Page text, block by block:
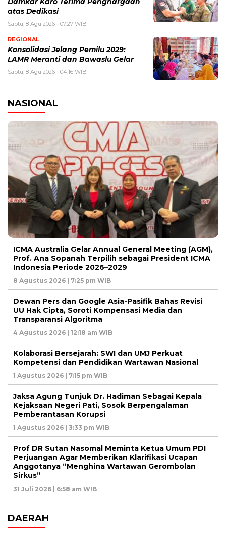
atas Dedikasi
Sabtu, 8 Agu 2026 - 07:27 WIB
REGIONAL
Konsolidasi Jelang Pemilu 2029:
LAMR Meranti dan Bawaslu Gelar
Sabtu, 8 Agu 2026 - 04:16 WIB
NASIONAL
ICMA Australia Gelar Annual General Meeting (AGM),
Prof. Ana Sopanah Terpilih sebagai President ICMA
Indonesia Periode 2026–2029
8 Agustus 2026 | 7:25 pm WIB
Dewan Pers dan Google Asia-Pasifik Bahas Revisi
UU Hak Cipta, Soroti Kompensasi Media dan
Transparansi Algoritma
4 Agustus 2026 | 12:18 am WIB
Kolaborasi Bersejarah: SWI dan UMJ Perkuat
Kompetensi dan Pendidikan Wartawan Nasional
1 Agustus 2026 | 7:15 pm WIB
Jaksa Agung Tunjuk Dr. Hadiman Sebagai Kepala
Kejaksaan Negeri Pati, Sosok Berpengalaman
Pemberantasan Korupsi
1 Agustus 2026 | 3:33 pm WIB
Prof DR Sutan Nasomal Meminta Ketua Umum PDI
Perjuangan Agar Memberikan Klarifikasi Ucapan
Anggotanya “Menghina Wartawan Gerombolan
Sirkus”
31 Juli 2026 | 6:58 am WIB
DAERAH